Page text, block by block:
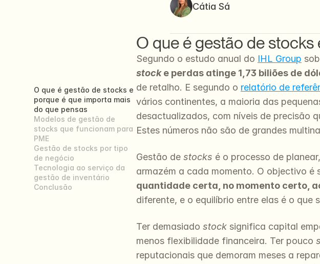
Cátia Sá
O que é gestão de stocks e
porque é que importa mais
do que pensas
Modelos de gestão de
stocks que funcionam para
PME
Gestão de stocks por tipo
de negócio
Tecnologia ao serviço da
gestão de inventário
Conclusão
O que é gestão de
Segundo o estudo anual do IHL Group
stock e perdas atinge 1,73 biliões de
de retalho. E segundo o relatório de
vários continentes, a maioria das
desactualizados, com níveis de precisão
Estes números não são de grandes
Gestão de stocks é o processo de
armazém a cada momento. O objectivo é
quantidade certa, no momento certo,
diferente, e o equilíbrio entre elas é o que
Ter demasiado stock significa capital
menos flexibilidade financeira. Ter pouco
reputacionais que demoram meses a